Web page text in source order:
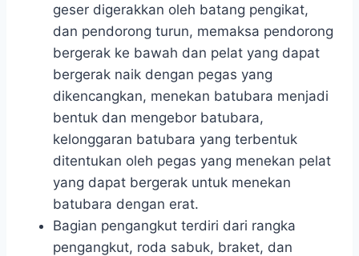
geser digerakkan oleh batang pengikat,
dan pendorong turun, memaksa pendorong
bergerak ke bawah dan pelat yang dapat
bergerak naik dengan pegas yang
dikencangkan, menekan batubara menjadi
bentuk dan mengebor batubara,
kelonggaran batubara yang terbentuk
ditentukan oleh pegas yang menekan pelat
yang dapat bergerak untuk menekan
batubara dengan erat.
Bagian pengangkut terdiri dari rangka
pengangkut, roda sabuk, braket, dan